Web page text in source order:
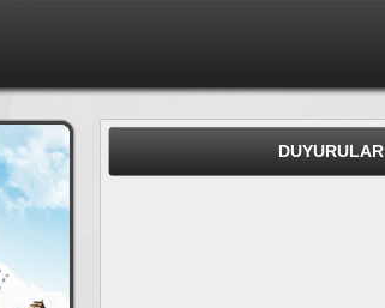
DUYURULAR